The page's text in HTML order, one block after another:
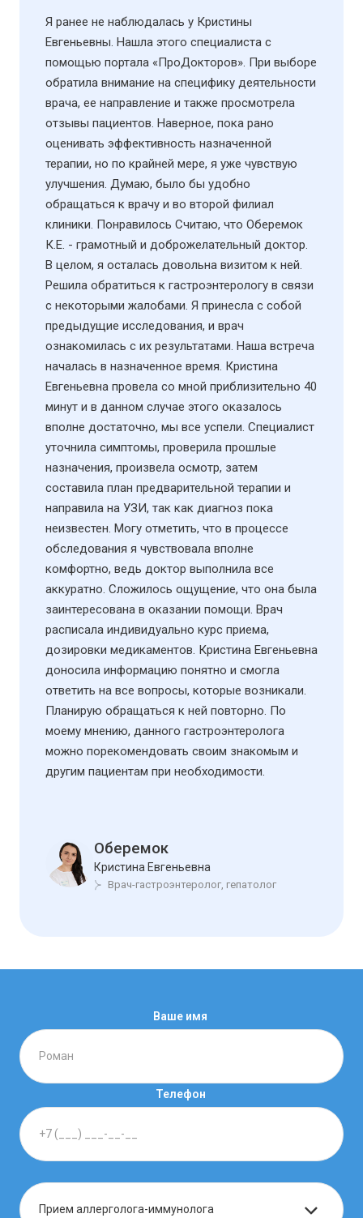
Я ранее не наблюдалась у Кристины
Евгеньевны. Нашла этого специалиста с
помощью портала «ПроДокторов». При выборе
обратила внимание на специфику деятельности
врача, ее направление и также просмотрела
отзывы пациентов. Наверное, пока рано
оценивать эффективность назначенной
терапии, но по крайней мере, я уже чувствую
улучшения. Думаю, было бы удобно
обращаться к врачу и во второй филиал
клиники. Понравилось Считаю, что Оберемок
К.Е. - грамотный и доброжелательный доктор.
В целом, я осталась довольна визитом к ней.
Решила обратиться к гастроэнтерологу в связи
с некоторыми жалобами. Я принесла с собой
предыдущие исследования, и врач
ознакомилась с их результатами. Наша встреча
началась в назначенное время. Кристина
Евгеньевна провела со мной приблизительно 40
минут и в данном случае этого оказалось
вполне достаточно, мы все успели. Специалист
уточнила симптомы, проверила прошлые
назначения, произвела осмотр, затем
составила план предварительной терапии и
направила на УЗИ​, так как диагноз пока
неизвестен. Могу отметить, что в процессе
обследования я чувствовала вполне
комфортно, ведь доктор выполнила все
аккуратно. Сложилось ощущение, что она была
заинтересована в оказании помощи. Врач
расписала индивидуально курс приема,
дозировки медикаментов. Кристина Евгеньевна
доносила информацию понятно и смогла
ответить на все вопросы, которые возникали.
Планирую обращаться к ней повторно. По
моему мнению, данного гастроэнтеролога
можно порекомендовать своим знакомым и
другим пациентам при необходимости.
Оберемок
Кристина Евгеньевна
Врач-гастроэнтеролог, гепатолог
Ваше имя
Телефон